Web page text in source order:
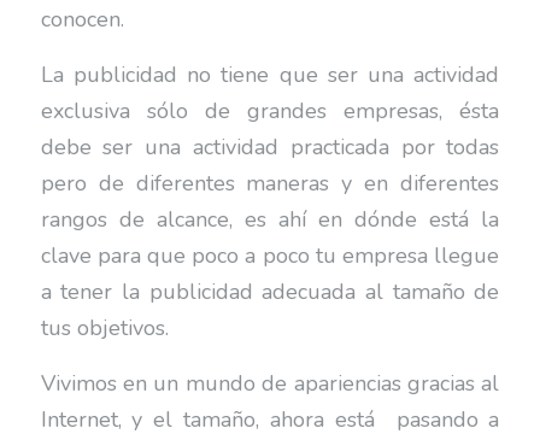
conocen.
La publicidad no tiene que ser una actividad
exclusiva sólo de grandes empresas, ésta
debe ser una actividad practicada por todas
pero de diferentes maneras y en diferentes
rangos de alcance, es ahí en dónde está la
clave para que poco a poco tu empresa llegue
a tener la publicidad adecuada al tamaño de
tus objetivos.
Vivimos en un mundo de apariencias gracias al
Internet, y el tamaño, ahora está pasando a